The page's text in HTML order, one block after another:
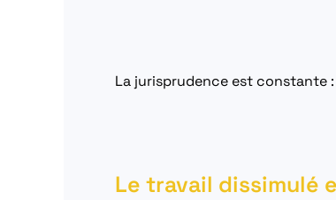
La jurisprudence est constante
Le travail dissimulé